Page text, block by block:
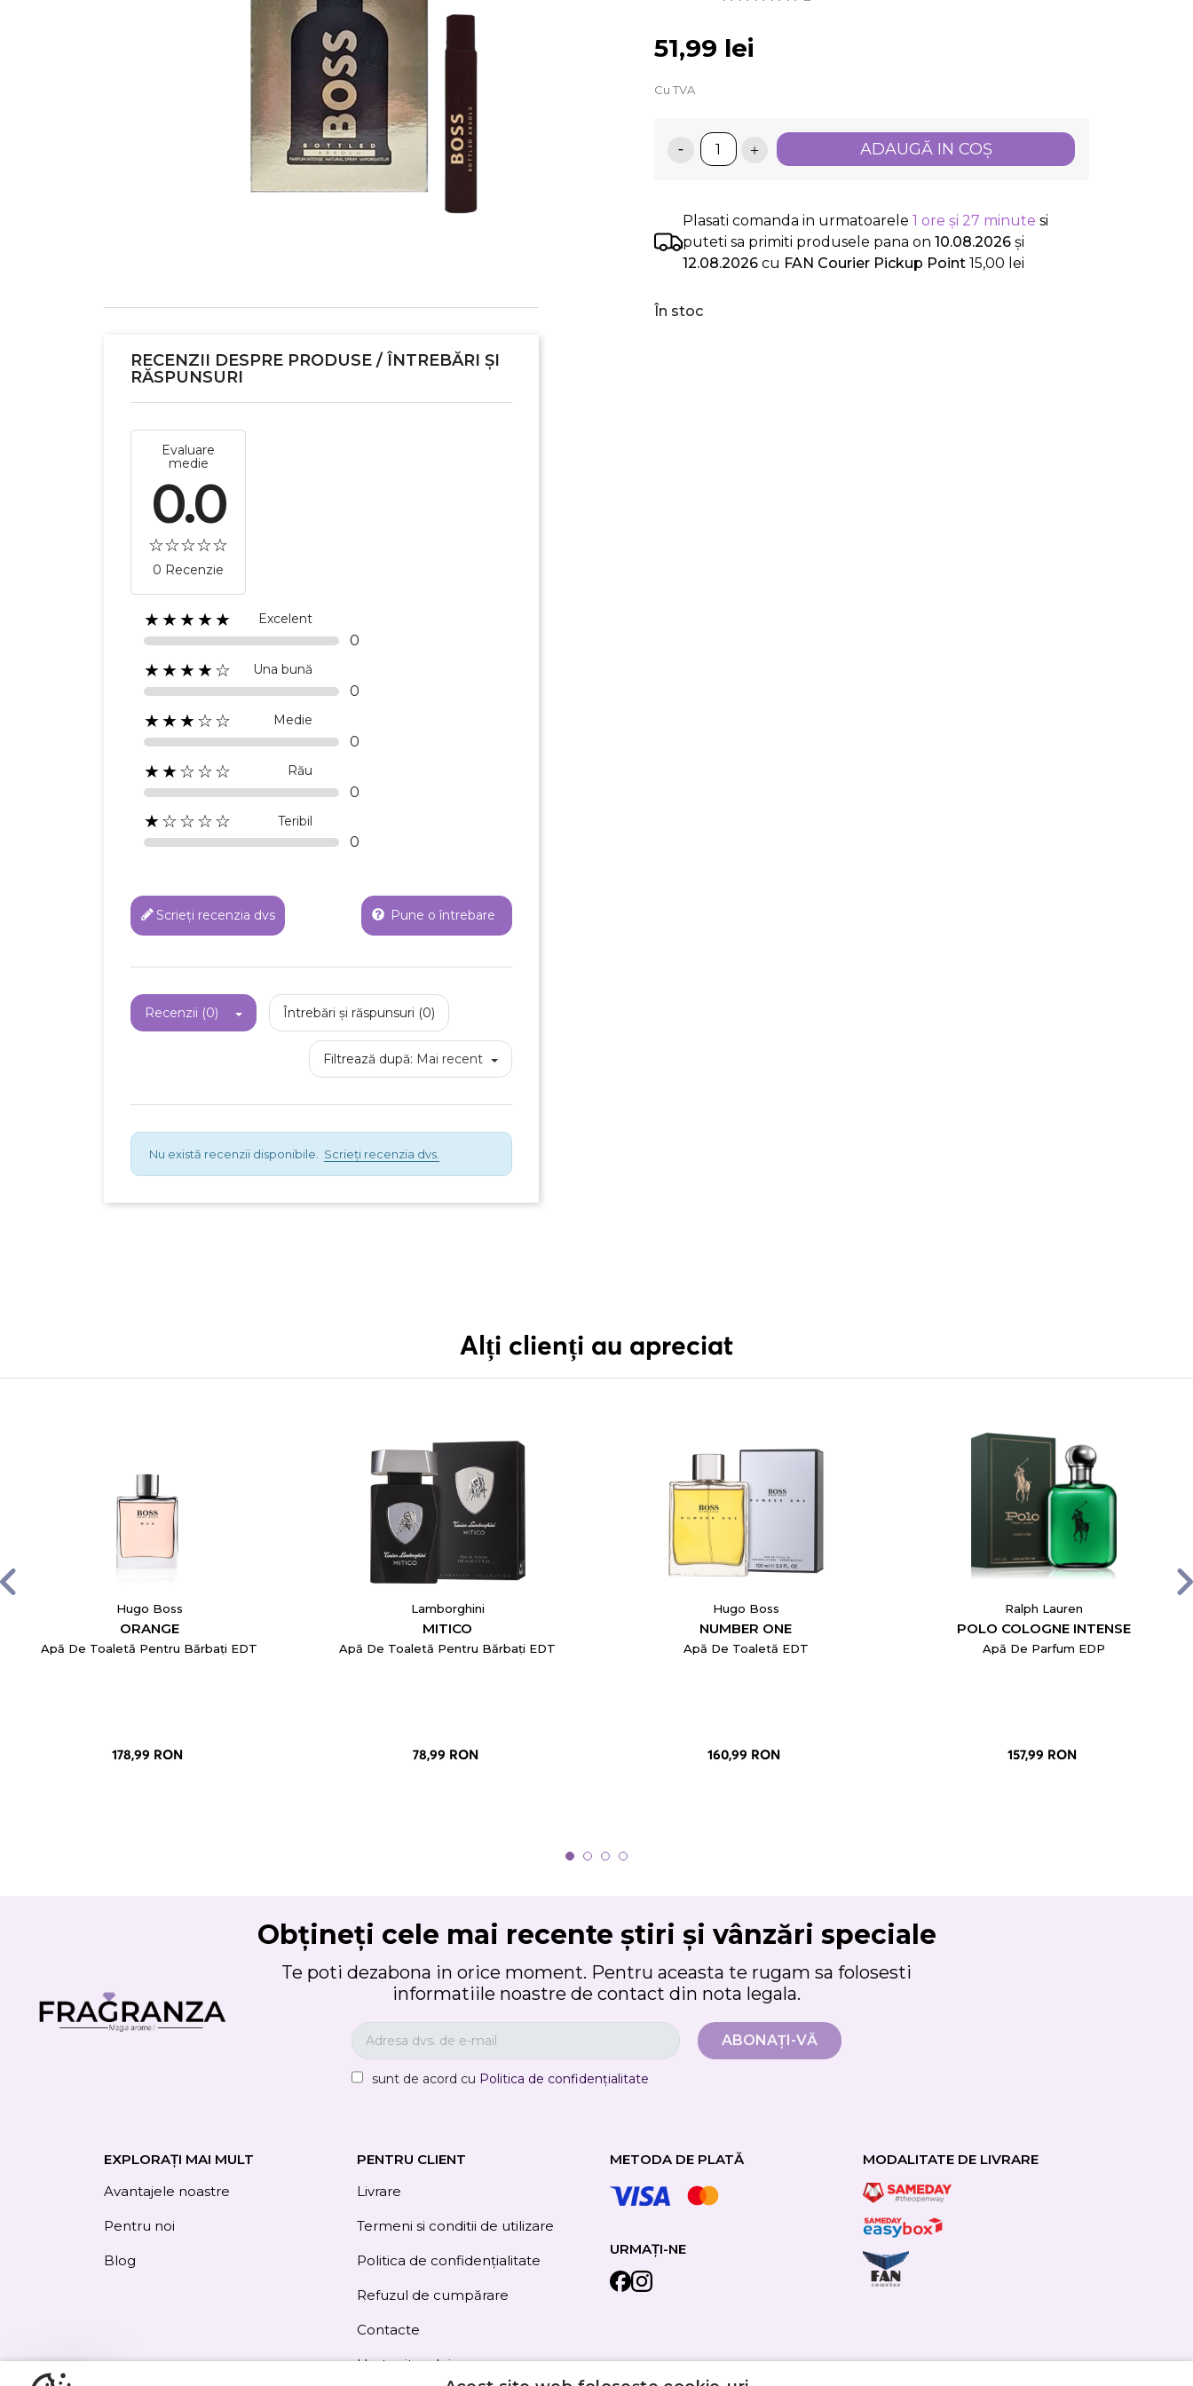
RECENZII DESPRE PRODUSE / ÎNTREBĂRI ȘI
RĂSPUNSURI
Evaluare
medie
0.0
0 Recenzie
★★★★★ Excelent
0
★★★★☆ Una bună
0
★★★☆☆ Medie
0
★★☆☆☆ Rău
0
★☆☆☆☆ Teribil
0
Scrieți recenzia dvs Pune o întrebare
Recenzii (0) Întrebări și răspunsuri (0)
Filtrează după: Mai recent
Nu există recenzii disponibile. Scrieți recenzia dvs.
51,99 lei
Cu TVA
ADAUGĂ IN COŞ
Plasati comanda in urmatoarele 1 ore și 27 minute si
puteti sa primiti produsele pana on 10.08.2026 și
12.08.2026 cu FAN Courier Pickup Point 15,00 lei
În stoc
Alți clienți au apreciat
Hugo Boss
ORANGE
Apă De Toaletă Pentru Bărbați EDT
178,99 RON
Lamborghini
MITICO
Apă De Toaletă Pentru Bărbați EDT
78,99 RON
Hugo Boss
NUMBER ONE
Apă De Toaletă EDT
160,99 RON
Ralph Lauren
POLO COLOGNE INTENSE
Apă De Parfum EDP
157,99 RON
Obțineți cele mai recente știri și vânzări speciale
Te poti dezabona in orice moment. Pentru aceasta te rugam sa folosesti
informatiile noastre de contact din nota legala.
sunt de acord cu Politica de confidențialitate
EXPLORAȚI MAI MULT
Avantajele noastre
Pentru noi
Blog
PENTRU CLIENT
Livrare
Termeni si conditii de utilizare
Politica de confidențialitate
Refuzul de cumpărare
Contacte
Harta site-ului
METODA DE PLATĂ
URMAȚI-NE
MODALITATE DE LIVRARE
Numele listei de dorinte
Anuleaza